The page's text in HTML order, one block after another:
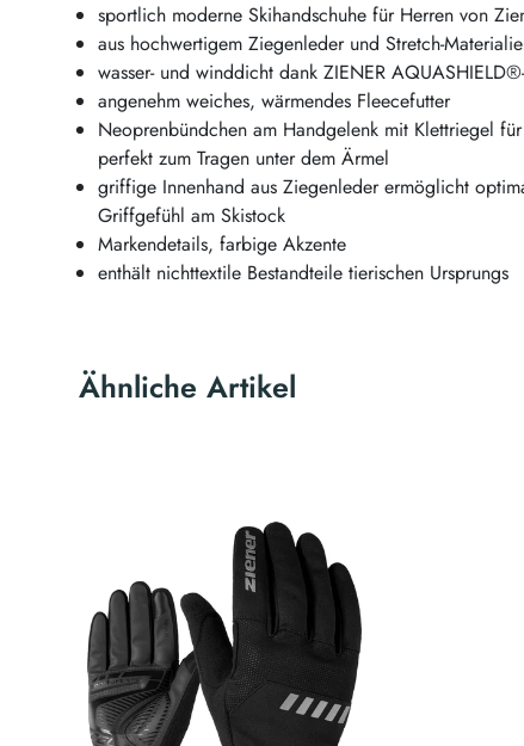
sportlich moderne Skihandschuhe für Herren von
aus hochwertigem Ziegenleder und Stretch-
wasser- und winddicht dank ZIENER
angenehm weiches, wärmendes Fleecefutter
Neoprenbündchen am Handgelenk mit Klettriegel
perfekt zum Tragen unter dem Ärmel
griffige Innenhand aus Ziegenleder ermöglicht
Griffgefühl am Skistock
Markendetails, farbige Akzente
enthält nichttextile Bestandteile tierischen Ursprungs
Ähnliche Artikel